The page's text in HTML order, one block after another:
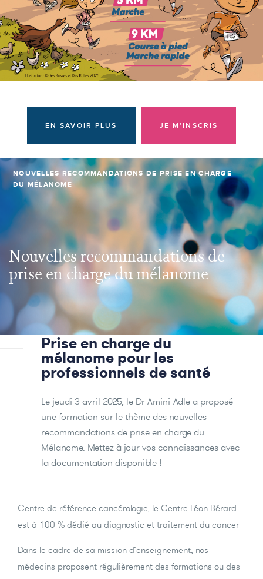
Actualités
Prendre rendez-vous
EN SAVOIR PLUS JE M'INSCRIS
NOUVELLES RECOMMANDATIONS DE PRISE EN CHARGE
DU MÉLANOME
Nouvelles recommandations de
prise en charge du mélanome
Prise en charge du
mélanome pour les
professionnels de santé
Le jeudi 3 avril 2025, le Dr Amini-Adle a proposé
une formation sur le thème des nouvelles
recommandations de prise en charge du
Mélanome. Mettez à jour vos connaissances avec
la documentation disponible !
Centre de référence cancérologie, le Centre Léon Bérard
est à 100 % dédié au diagnostic et traitement du cancer
Dans le cadre de sa mission d’enseignement, nos
médecins proposent régulièrement des formations ou des